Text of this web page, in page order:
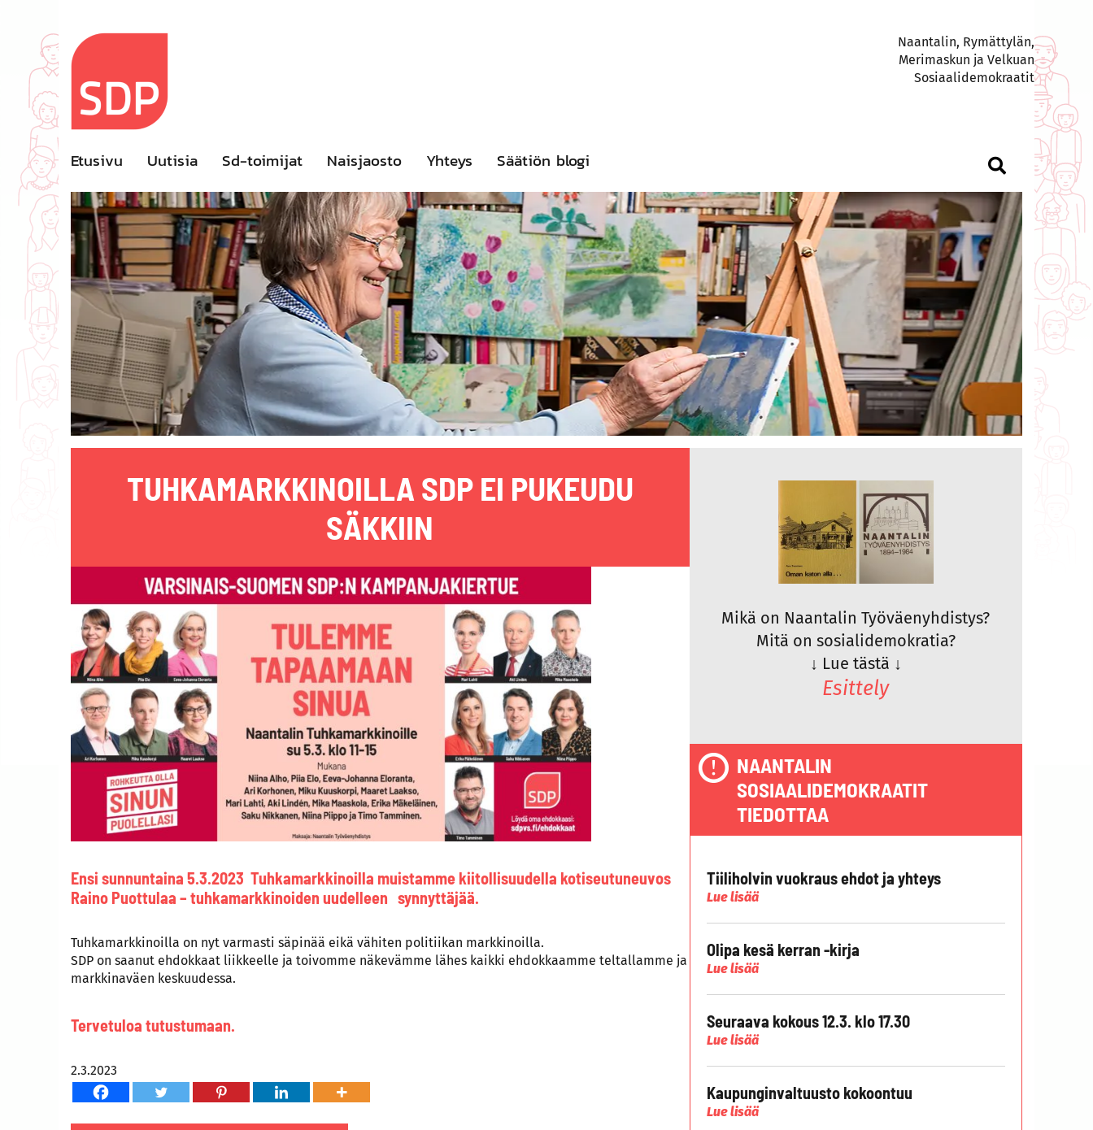
content
Naantalin, Rymättylän,
Merimaskun ja Velkuan
Sosiaalidemokraatit
Etusivu Uutisia Sd-toimijat Naisjaosto Yhteys Säätiön blogi
TUHKAMARKKINOILLA SDP EI PUKEUDU
SÄKKIIN
Ensi sunnuntaina 5.3.2023 Tuhkamarkkinoilla muistamme kiitollisuudella kotiseutuneuvos
Raino Puottulaa – tuhkamarkkinoiden uudelleen synnyttäjää.
Tuhkamarkkinoilla on nyt varmasti säpinää eikä vähiten politiikan markkinoilla.
SDP on saanut ehdokkaat liikkeelle ja toivomme näkevämme lähes kaikki ehdokkaamme teltallamme ja
markkinaväen keskuudessa.
Tervetuloa tutustumaan.
2.3.2023
Mikä on Naantalin Työväenyhdistys?
Mitä on sosialidemokratia?
↓ Lue tästä ↓
Esittely
NAANTALIN
SOSIAALIDEMOKRAATIT
TIEDOTTAA
Tiiliholvin vuokraus ehdot ja yhteys
Lue lisää
Olipa kesä kerran -kirja
Lue lisää
Seuraava kokous 12.3. klo 17.30
Lue lisää
Kaupunginvaltuusto kokoontuu
Lue lisää